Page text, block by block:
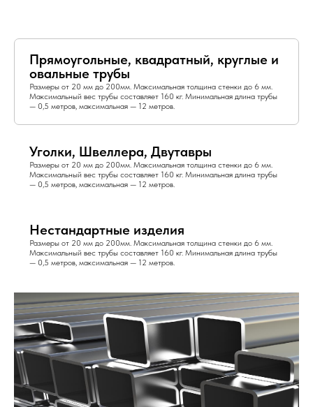
Прямоугольные, квадратный, круглые и
овальные трубы
Размеры от 20 мм до 200мм. Максимальная толщина стенки до 6 мм.
Максимальный вес трубы составляет 160 кг. Минимальная длина трубы
— 0,5 метров, максимальная — 12 метров.
Уголки, Швеллера, Двутавры
Размеры от 20 мм до 200мм. Максимальная толщина стенки до 6 мм.
Максимальный вес трубы составляет 160 кг. Минимальная длина трубы
— 0,5 метров, максимальная — 12 метров.
Нестандартные изделия
Размеры от 20 мм до 200мм. Максимальная толщина стенки до 6 мм.
Максимальный вес трубы составляет 160 кг. Минимальная длина трубы
— 0,5 метров, максимальная — 12 метров.